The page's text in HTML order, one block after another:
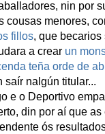
nin por
cousas menores,
fillos, que
a crear un
teña orde de
saír nalgún titular...
e o Deportivo
din por aí que
ós